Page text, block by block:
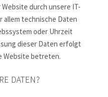
durch unsere IT-
allem technische Daten
oder Uhrzeit
dieser Daten erfolgt
Website betreten.
DATEN?